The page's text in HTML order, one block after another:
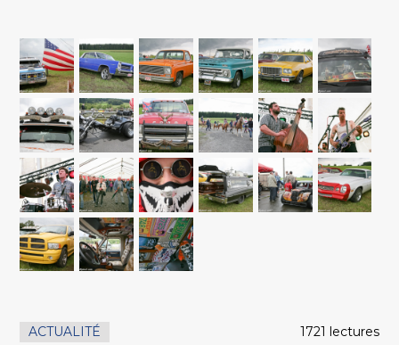
ACTUALITÉ 1721 lectures